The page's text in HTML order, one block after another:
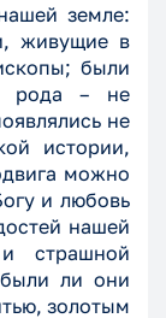
земле:
живущие в
были
рода – не
не
истории,
можно
и любовь
нашей
страшной
ли они
золотым